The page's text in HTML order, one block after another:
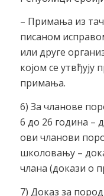
– Примања из
писаном
или друге
којом се утвђују
примања.
6) За чланове
6 до 26 година –
ови чланови
школовању –
члана (докази о
7) Доказ за